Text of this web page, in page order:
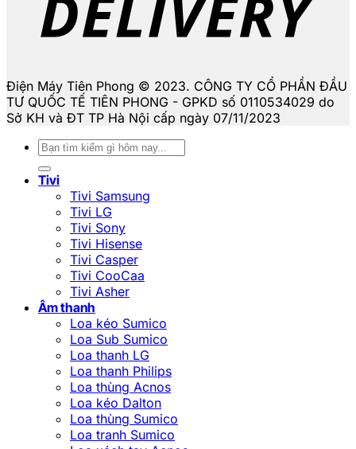
Điện Máy Tiên Phong © 2023. CÔNG TY CỔ PHẦN ĐẦU
TƯ QUỐC TẾ TIÊN PHONG - GPKD số 0110534029 do
Sở KH và ĐT TP Hà Nội cấp ngày 07/11/2023
Tìm
kiếm:
Tivi
Tivi Samsung
Tivi LG
Tivi Sony
Tivi Hisense
Tivi Casper
Tivi CooCaa
Tivi Asher
Âm thanh
Loa kéo Sumico
Loa Sub Sumico
Loa thanh LG
Loa thanh Philips
Loa thùng Acnos
Loa kéo Dalton
Loa thùng Sumico
Loa tranh Sumico